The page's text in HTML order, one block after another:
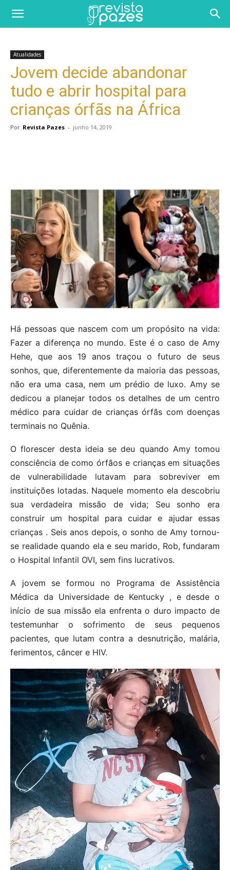
Atualidades
Jovem decide abandonar
tudo e abrir hospital para
crianças órfãs ​​na África
Por Revista Pazes - junho 14, 2019
Há pessoas que nascem com um propósito na vida:
Fazer a diferença no mundo. Este é o caso de Amy
Hehe, que aos 19 anos traçou o futuro de seus
sonhos, que, diferentemente da maioria das pessoas,
não era uma casa, nem um prédio de luxo. Amy se
dedicou a planejar todos os detalhes de um centro
médico para cuidar de crianças órfãs com doenças
terminais no Quênia.
O florescer desta ideia se deu quando Amy tomou
consciência de como órfãos e crianças em situações
de vulnerabilidade lutavam para sobreviver em
instituições lotadas. Naquele momento ela descobriu
sua verdadeira missão de vida; Seu sonho era
construir um hospital para cuidar e ajudar essas
crianças . Seis anos depois, o sonho de Amy tornou-
se realidade quando ela e seu marido, Rob, fundaram
o Hospital Infantil OVI, sem fins lucrativos.
A jovem se formou no Programa de Assistência
Médica da Universidade de Kentucky , e desde o
início de sua missão ela enfrenta o duro impacto de
testemunhar o sofrimento de seus pequenos
pacientes, que lutam contra a desnutrição, malária,
ferimentos, câncer e HIV.